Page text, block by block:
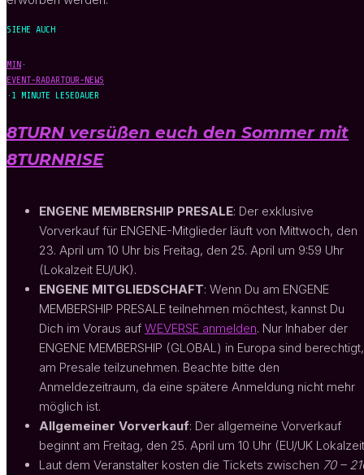
SIEHE AUCH
MIN ·
EVENT-RADARTOUR-NEWS
· 1 MINUTE LESEDAUER
8TURN versüßen euch den Sommer mit
8TURNRISE
ENGENE MEMBERSHIP PRESALE: Der exklusive
Vorverkauf für ENGENE-Mitglieder läuft von Mittwoch, den
23. April um 10 Uhr bis Freitag, den 25. April um 9:59 Uhr
(Lokalzeit EU/UK).
ENGENE MITGLIEDSCHAFT: Wenn Du am ENGENE
MEMBERSHIP PRESALE teilnehmen möchtest, kannst Du
Dich im Voraus auf WEVERSE anmelden. Nur Inhaber der
ENGENE MEMBERSHIP (GLOBAL) in Europa sind berechtigt,
am Presale teilzunehmen. Beachte bitte den
Anmeldezeitraum, da eine spätere Anmeldung nicht mehr
möglich ist.
Allgemeiner Vorverkauf: Der allgemeine Vorverkauf
beginnt am Freitag, den 25. April um 10 Uhr (EU/UK
Laut dem Veranstalter kosten die Tickets zwischen 70 –